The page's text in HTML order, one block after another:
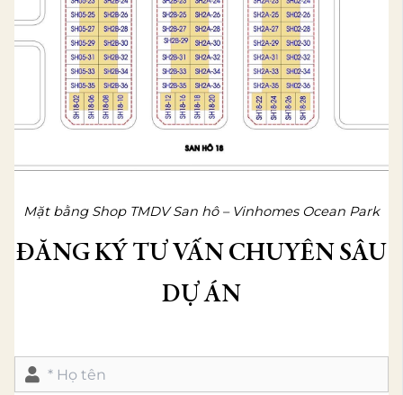
Mặt bằng Shop TMDV San hô – Vinhomes Ocean Park
ĐĂNG KÝ TƯ VẤN CHUYÊN SÂU
DỰ ÁN